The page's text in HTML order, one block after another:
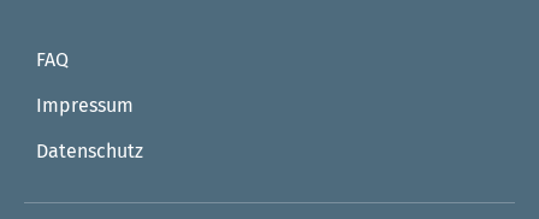
FAQ
Impressum
Datenschutz